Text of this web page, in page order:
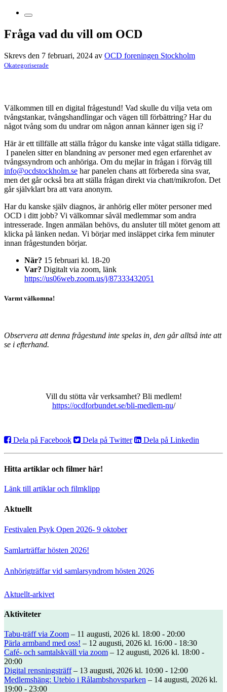
Fråga vad du vill om OCD
Skrevs den 7 februari, 2024 av OCD foreningen Stockholm
Okategoriserade
Välkommen till en digital frågestund! Vad skulle du vilja veta om
tvångstankar, tvångshandlingar och vägen till förbättring? Har du
något tvång som du undrar om någon annan känner igen sig i?
Här är ett tillfälle att ställa frågor du kanske inte vågat ställa tidigare.
I panelen sitter en blandning av personer med egen erfarenhet av
tvångssyndrom och anhöriga. Om du mejlar in frågan i förväg till
info@ocdstockholm.se har panelen chans att förbereda sina svar,
men det går också bra att ställa frågan direkt via chatt/mikrofon. Det
går självklart bra att vara anonym.
Har du kanske själv diagnos, är anhörig eller möter personer med
OCD i ditt jobb? Vi välkomnar såväl medlemmar som andra
intresserade. Ingen anmälan behövs, du ansluter till mötet genom att
klicka på länken nedan. Vi börjar med insläppet cirka fem minuter
innan frågestunden börjar.
När? 15 februari kl. 18-20
Var? Digitalt via zoom, länk
https://us06web.zoom.us/j/87333432051
Varmt välkomna!
Observera att denna frågestund inte spelas in, den går alltså inte att
se i efterhand.
Vill du stötta vår verksamhet? Bli medlem!
https://ocdforbundet.se/bli-medlem-nu/
Dela på Facebook Dela på Twitter Dela på Linkedin
Hitta artiklar och filmer här!
Länk till artiklar och filmklipp
Aktuellt
Festivalen Psyk Open 2026- 9 oktober
Samlarträffar hösten 2026!
Anhörigträffar vid samlarsyndrom hösten 2026
Aktuellt-arkivet
Aktiviteter
Tabu-träff via Zoom – 11 augusti, 2026 kl. 18:00 - 20:00
Pärla armband med oss! – 12 augusti, 2026 kl. 16:00 - 18:30
Café- och samtalskväll via zoom – 12 augusti, 2026 kl. 18:00 -
20:00
Digital rensningsträff– 13 augusti, 2026 kl. 10:00 - 12:00
Medlemshäng: Utebio i Rålambshovsparken – 14 augusti, 2026 kl.
19:00 - 23:00